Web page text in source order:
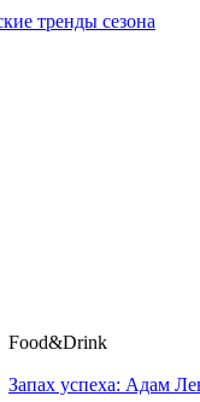
Food&Drink
Запах успеха: Адам